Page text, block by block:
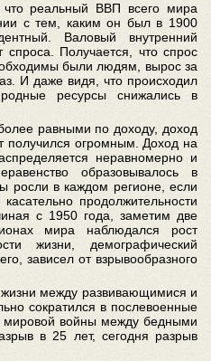
реальный ВВП всего мира
с тем, каким он был в 1900
Валовый внутренний
спроса. Получается, что спрос
были людям, вырос за
И даже видя, что происходил
ресурсы снижались в
равными по доходу, доход
получился огромным. Доход на
неравномерно и
образовывалось в
росли в каждом регионе, если
продолжительности
с 1950 года, заметим две
мира наблюдался рост
жизни, демографический
зависел от взрывообразного
между развивающимися и
сократился в послевоенные
мировой войны между бедными
в 25 лет, сегодня разрыв